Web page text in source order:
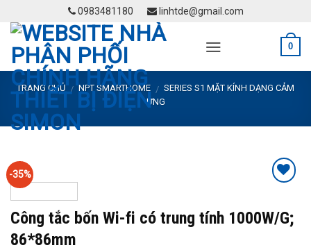
content
0983481180 linhtde@gmail.com
0
TRANG CHỦ / NPT SMARTHOME / SERIES S1 MẶT KÍNH DẠNG CẢM
ỨNG
-35%
Công tắc bốn Wi-fi có trung tính 1000W/G;
86*86mm